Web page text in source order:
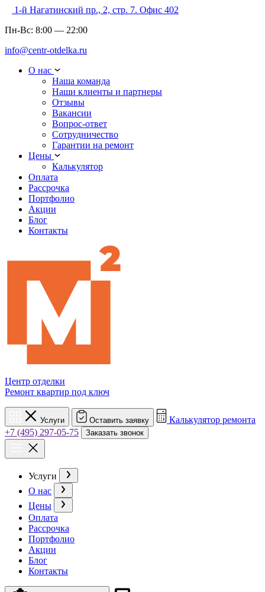
1-й Нагатинский пр., 2, стр. 7. Офис 402
Пн-Вс: 8:00 — 22:00
info@centr-otdelka.ru
О нас
Наша команда
Наши клиенты и партнеры
Отзывы
Вакансии
Вопрос-ответ
Сотрудничество
Гарантии на ремонт
Цены
Калькулятор
Оплата
Рассрочка
Портфолио
Акции
Блог
Контакты
Центр отделки
Ремонт квартир под ключ
Услуги Оставить заявку
Калькулятор ремонта
+7 (495) 297-05-75
Заказать звонок
Услуги
О нас
Цены
Оплата
Рассрочка
Портфолио
Акции
Блог
Контакты